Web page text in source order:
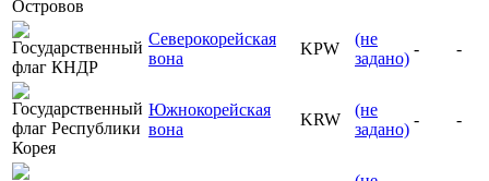
Северокорейская
вона
KPW
(не
задано)
- -
Южнокорейская
вона
KRW
(не
задано)
- -